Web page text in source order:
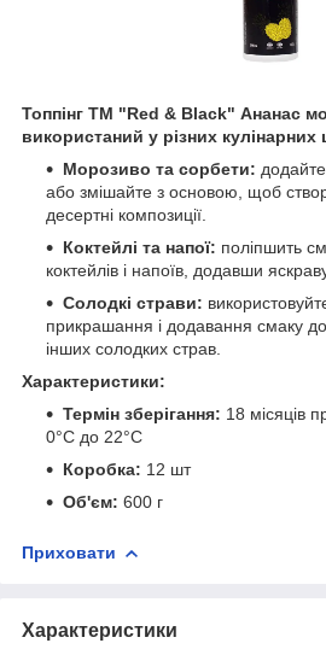
Топпінг ТМ "Red & Black" Ананас
використаний у різних кулінарних
Морозиво та сорбети: додайте
або змішайте з основою, щоб
десертні композиції.
Коктейлі та напої: поліпшить
коктейлів і напоїв, додавши
Солодкі страви:
прикрашання і додавання смаку до
інших солодких страв.
Характеристики:
Термін зберігання: 18 місяців
0°C до 22°C
Коробка: 12 шт
Об'єм: 600 г
Приховати
Характеристики